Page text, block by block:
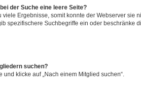
der Suche eine leere Seite?
viele Ergebnisse, somit konnte der Webserver sie
spezifischere Suchbegriffe ein oder beschränke
suchen?
und klicke auf „Nach einem Mitglied suchen“.